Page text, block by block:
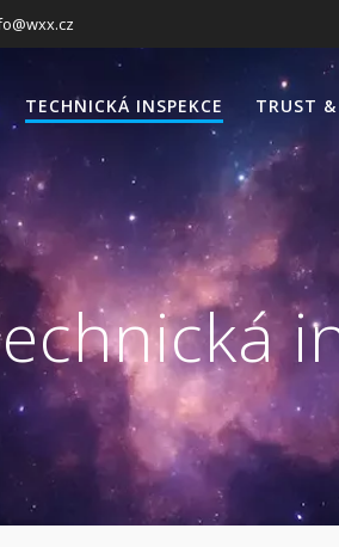
TECHNICKÁ INSPEKCE TRUST &